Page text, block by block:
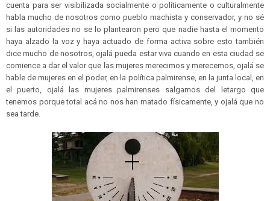
cuenta para ser visibilizada socialmente o políticamente o culturalmente
habla mucho de nosotros como pueblo machista y conservador, y no sé
si las autoridades no se lo plantearon pero que nadie hasta el momento
haya alzado la voz y haya actuado de forma activa sobre esto también
dice mucho de nosotros, ojalá pueda estar viva cuando en esta ciudad se
comience a dar el valor que las mujeres merecimos y merecemos, ojalá se
hable de mujeres en el poder, en la política palmirense, en la junta local, en
el puerto, ojalá las mujeres palmirenses salgamos del letargo que
tenemos porque total acá no nos han matado físicamente, y ojalá que no
sea tarde.